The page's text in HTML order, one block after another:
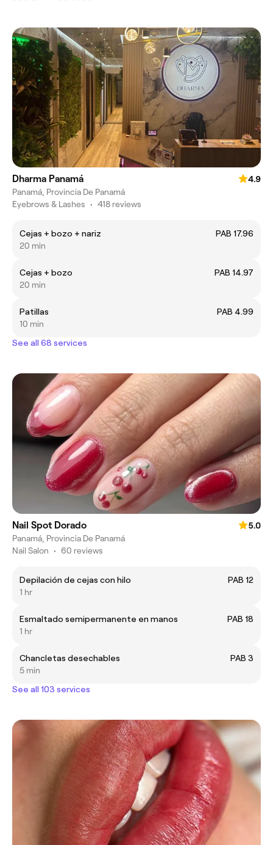
Dharma Panamá
4.9
Panamá, Provincia De Panamá
Eyebrows & Lashes • 418 reviews
Cejas + bozo + nariz
PAB 17.96
20 min
Cejas + bozo
PAB 14.97
20 min
Patillas
PAB 4.99
10 min
See all 68 services
Nail Spot Dorado
5.0
Panamá, Provincia De Panamá
Nail Salon • 60 reviews
Depilación de cejas con hilo
PAB 12
1 hr
Esmaltado semipermanente en manos
PAB 18
1 hr
Chancletas desechables
PAB 3
5 min
See all 103 services